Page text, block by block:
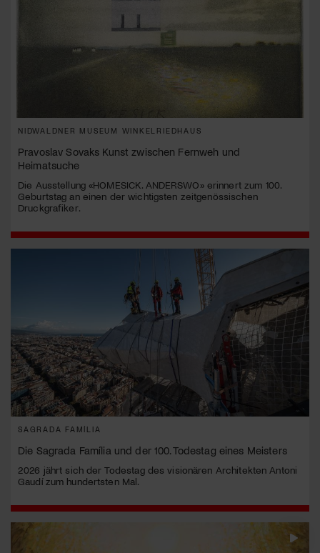
NIDWALDNER MUSEUM WINKELRIEDHAUS
Pravoslav Sovaks Kunst zwischen Fernweh und
Heimatsuche
Die Ausstellung «HOMESICK. ANDERSWO» erinnert zum 100.
Geburtstag an einen der wichtigsten zeitgenössischen
Druckgrafiker.
SAGRADA FAMÍLIA
Die Sagrada Família und der 100. Todestag eines Meisters
2026 jährt sich der Todestag des visionären Architekten Antoni
Gaudí zum hundertsten Mal.